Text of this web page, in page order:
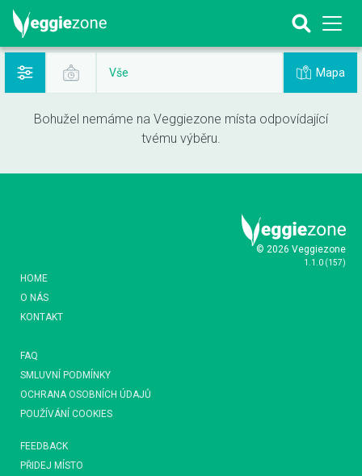
Vše Mapa
Bohužel nemáme na Veggiezone místa odpovídající
tvému výběru.
© 2026 Veggiezone
1.1.0 (157)
HOME
O NÁS
KONTAKT
FAQ
SMLUVNÍ PODMÍNKY
OCHRANA OSOBNÍCH ÚDAJŮ
POUŽÍVÁNÍ COOKIES
FEEDBACK
PŘIDEJ MÍSTO